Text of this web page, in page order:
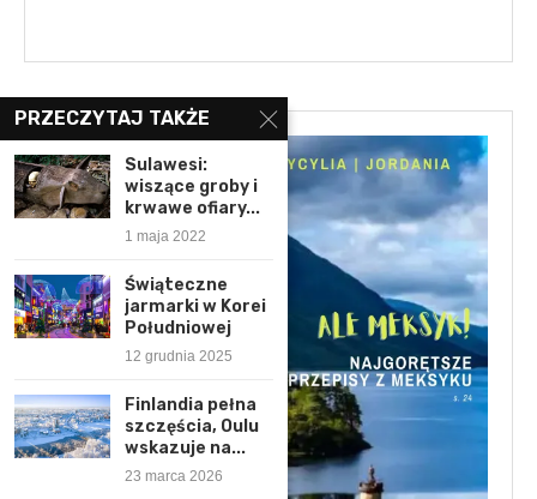
PRZECZYTAJ TAKŻE
Sulawesi:
wiszące groby i
krwawe ofiary...
1 maja 2022
Świąteczne
jarmarki w Korei
Południowej
12 grudnia 2025
Finlandia pełna
szczęścia, Oulu
wskazuje na...
23 marca 2026